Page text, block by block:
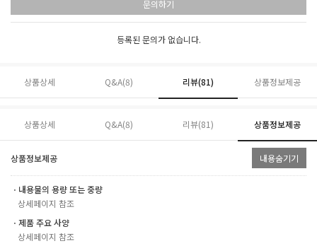
문의하기
등록된 문의가 없습니다.
상품상세 Q&A(8) 리뷰(81) 상품정보제공
상품상세 Q&A(8) 리뷰(81) 상품정보제공
상품정보제공 내용숨기기
ㆍ내용물의 용량 또는 중량
상세페이지 참조
ㆍ제품 주요 사양
상세페이지 참조